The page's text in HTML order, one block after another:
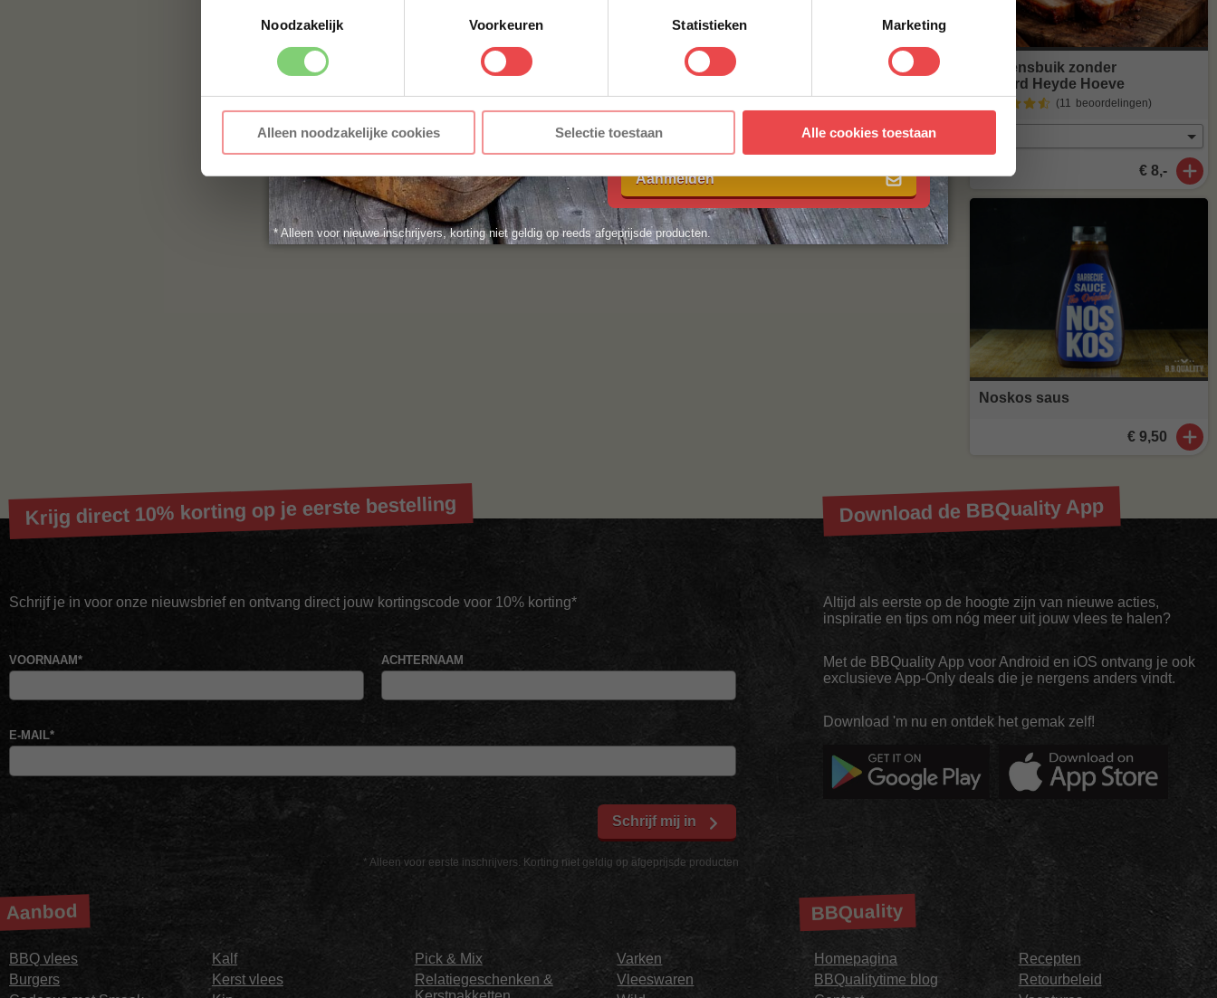
Noodzakelijk
Voorkeuren Statistieken Marketing
Alleen noodzakelijke cookies Selectie toestaan Alle cookies toestaan
Varkensbuik zonder
zwoerd Heyde Hoeve
(11 beoordelingen)
€ 8,-
Noskos saus
€ 9,50
E-MAILADRES*
voorwaarden.
Aanmelden
* Alleen voor nieuwe inschrijvers, korting niet geldig op reeds afgeprijsde producten.
Krijg direct 10% korting op je eerste bestelling
Schrijf je in voor onze nieuwsbrief en ontvang direct jouw kortingscode voor 10% korting*
* Alleen voor eerste inschrijvers. Korting niet geldig op afgeprijsde producten
VOORNAAM* ACHTERNAAM
E-MAIL*
Schrijf mij in
Download de BBQuality App
Altijd als eerste op de hoogte zijn van nieuwe acties,
inspiratie en tips om nóg meer uit jouw vlees te halen?
Met de BBQuality App voor Android en iOS ontvang je ook
exclusieve App-Only deals die je nergens anders vindt.
Download 'm nu en ontdek het gemak zelf!
Aanbod
BBQ vlees
Burgers
Kalf
Kerst vlees
Pick & Mix
Relatiegeschenken &
Varken
Vleeswaren
BBQuality
Homepagina
BBQualitytime blog
Recepten
Retourbeleid